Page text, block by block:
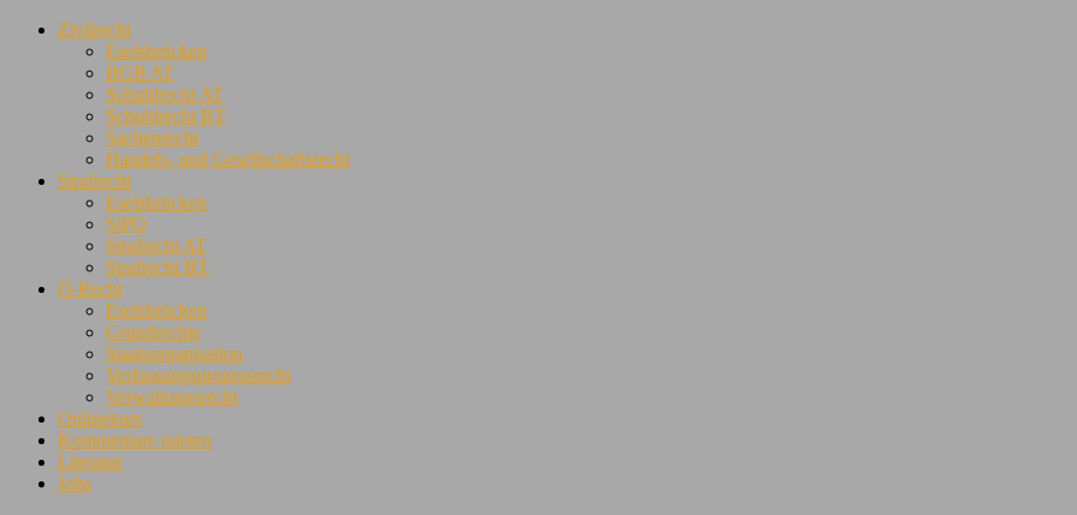
Zivilrecht
Eselsbrücken
BGB AT
Schuldrecht AT
Schuldrecht BT
Sachenrecht
Handels- und Gesellschaftsrecht
Strafrecht
Eselsbrücken
StPO
Strafrecht AT
Strafrecht BT
Ö-Recht
Eselsbrücken
Grundrechte
Staatsorganisation
Verfassungsprozessrecht
Verwaltungsrecht
Onlinekurs
Kommentare mieten
Literatur
Jobs